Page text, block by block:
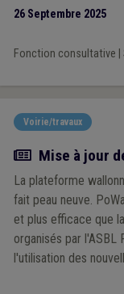
26 Septembre 2025
Fonction consultative
Voirie/travaux
Actualité
Mise à jour
La plateforme
fait peau neuve.
et plus efficace que
organisés par l'ASBL
l'utilisation des